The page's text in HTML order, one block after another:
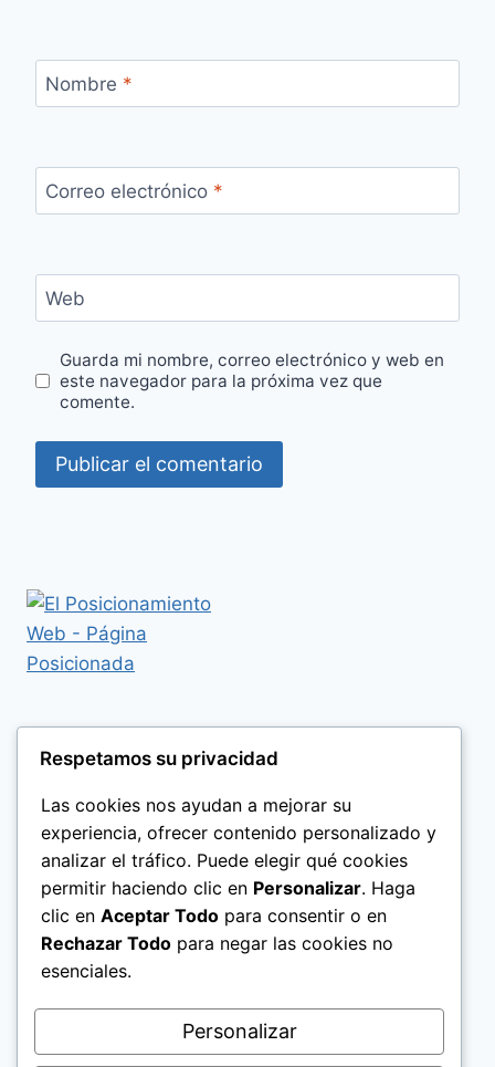
Nombre *
Correo electrónico *
Web
Guarda mi nombre, correo electrónico y web en
este navegador para la próxima vez que
comente.
Respetamos su privacidad
Las cookies nos ayudan a mejorar su
experiencia, ofrecer contenido personalizado y
analizar el tráfico. Puede elegir qué cookies
permitir haciendo clic en Personalizar. Haga
clic en Aceptar Todo para consentir o en
Rechazar Todo para negar las cookies no
esenciales.
Personalizar